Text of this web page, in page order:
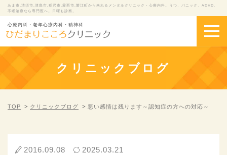
あま市,清須市,津島市,稲沢市,愛西市,蟹江町から来れるメンタルクリニック・心療内科。うつ、パニック、ADHD、
不眠治療なら専門医へ。日曜も診察。
心療内科・老年心療内科・精神科
クリニックブログ
TOP クリニックブログ 悪い感情は残ります～認知症の方への対応～
2016.09.08 2025.03.21